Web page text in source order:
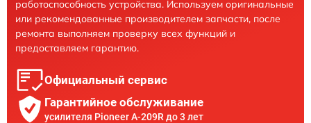
работоспособность устройства. Используем оригинальные
или рекомендованные производителем запчасти, после
ремонта выполняем проверку всех функций и
предоставляем гарантию.
Официальный сервис
Гарантийное обслуживание
усилителя Pioneer A-209R до 3 лет